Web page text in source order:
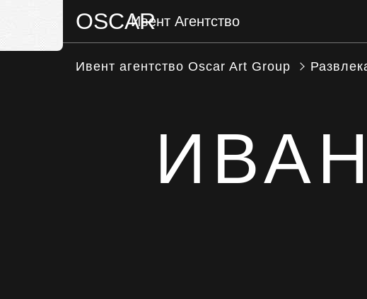
OSCARИвент Агентство
Ивент агентство Оscar Art Group